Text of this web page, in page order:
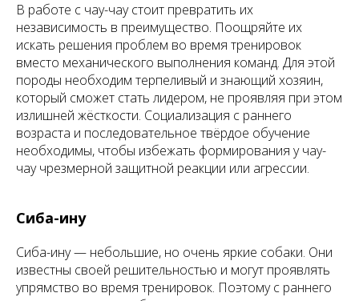
В работе с чау-чау стоит превратить их
независимость в преимущество. Поощряйте их
искать решения проблем во время тренировок
вместо механического выполнения команд. Для этой
породы необходим терпеливый и знающий хозяин,
который сможет стать лидером, не проявляя при этом
излишней жёсткости. Социализация с раннего
возраста и последовательное твёрдое обучение
необходимы, чтобы избежать формирования у чау-
чау чрезмерной защитной реакции или агрессии.
Сиба-ину
Сиба-ину — небольшие, но очень яркие собаки. Они
известны своей решительностью и могут проявлять
упрямство во время тренировок. Поэтому с раннего